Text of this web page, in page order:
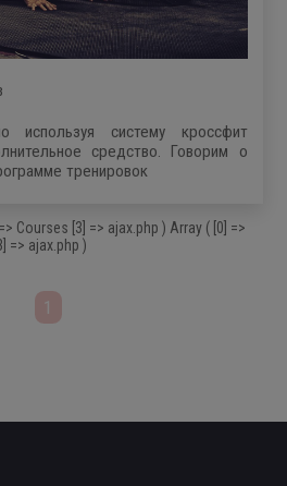
используя систему кроссфит
средство. Говорим о
тренировок
Courses [3] => ajax.php ) Array ( [0] =>
=> ajax.php )
1